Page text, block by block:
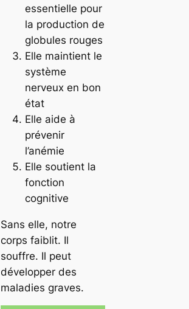
essentielle pour
la production de
globules rouges
Elle maintient le
système
nerveux en bon
état
Elle aide à
prévenir
l’anémie
Elle soutient la
fonction
cognitive
Sans elle, notre
corps faiblit. Il
souffre. Il peut
développer des
maladies graves.